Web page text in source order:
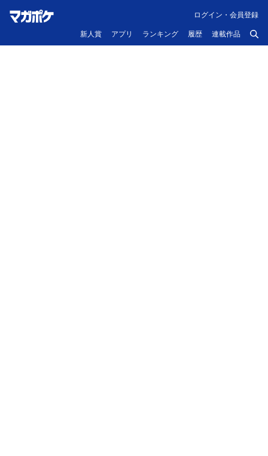
新人賞 アプリ ランキング 履歴 連載作品
ログイン・会員登録